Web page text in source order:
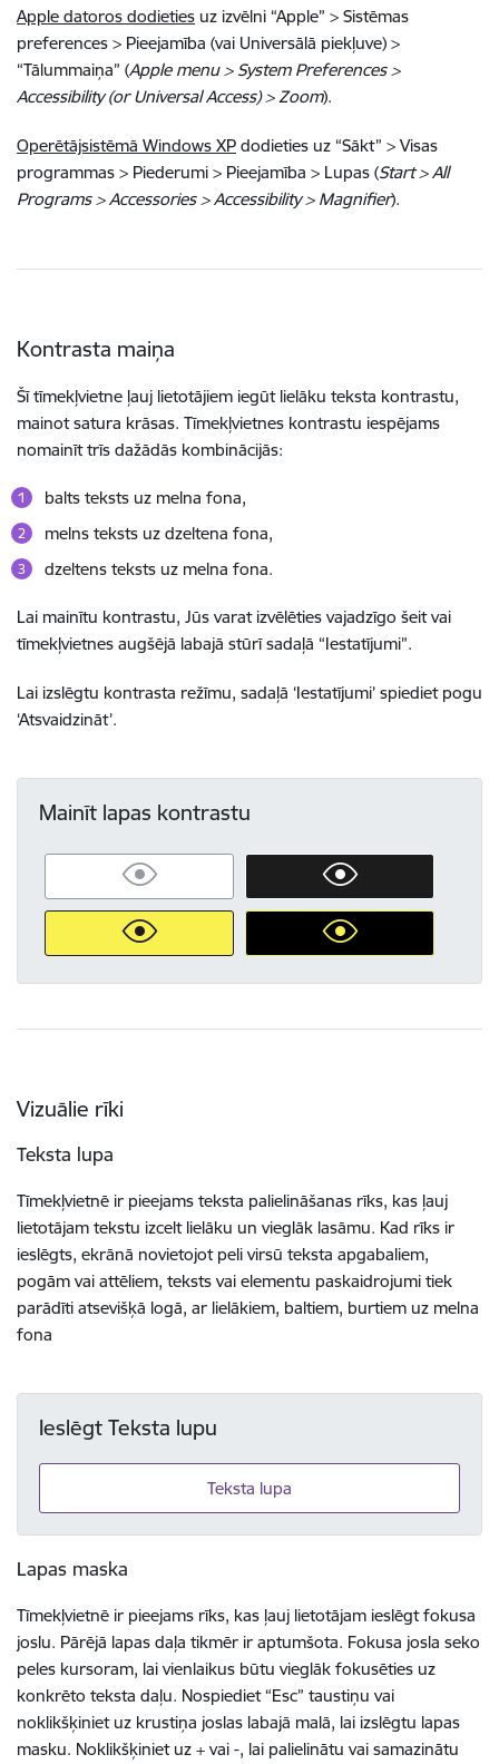
Apple datoros dodieties uz izvēlni “Apple” > Sistēmas
preferences > Pieejamība (vai Universālā piekļuve) >
“Tālummaiņa” (Apple menu > System Preferences >
Accessibility (or Universal Access) > Zoom).
Operētājsistēmā Windows XP dodieties uz “Sākt” > Visas
programmas > Piederumi > Pieejamība > Lupas (Start > All
Programs > Accessories > Accessibility > Magnifier).
Kontrasta maiņa
Šī tīmekļvietne ļauj lietotājiem iegūt lielāku teksta kontrastu,
mainot satura krāsas. Tīmekļvietnes kontrastu iespējams
nomainīt trīs dažādās kombinācijās:
balts teksts uz melna fona,
melns teksts uz dzeltena fona,
dzeltens teksts uz melna fona.
Lai mainītu kontrastu, Jūs varat izvēlēties vajadzīgo šeit vai
tīmekļvietnes augšējā labajā stūrī sadaļā “Iestatījumi”.
Lai izslēgtu kontrasta režīmu, sadaļā ‘Iestatījumi’ spiediet pogu
‘Atsvaidzināt’.
Mainīt lapas kontrastu
Vizuālie rīki
Teksta lupa
Tīmekļvietnē ir pieejams teksta palielināšanas rīks, kas ļauj
lietotājam tekstu izcelt lielāku un vieglāk lasāmu. Kad rīks ir
ieslēgts, ekrānā novietojot peli virsū teksta apgabaliem,
pogām vai attēliem, teksts vai elementu paskaidrojumi tiek
parādīti atsevišķā logā, ar lielākiem, baltiem, burtiem uz melna
fona
Ieslēgt Teksta lupu
Teksta lupa
Lapas maska
Tīmekļvietnē ir pieejams rīks, kas ļauj lietotājam ieslēgt fokusa
joslu. Pārējā lapas daļa tikmēr ir aptumšota. Fokusa josla seko
peles kursoram, lai vienlaikus būtu vieglāk fokusēties uz
konkrēto teksta daļu. Nospiediet “Esc” taustiņu vai
noklikšķiniet uz krustiņa joslas labajā malā, lai izslēgtu lapas
masku. Noklikšķiniet uz + vai -, lai palielinātu vai samazinātu